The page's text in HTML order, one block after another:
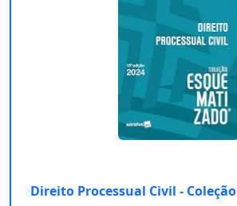
Direito Processual Civil - Coleção